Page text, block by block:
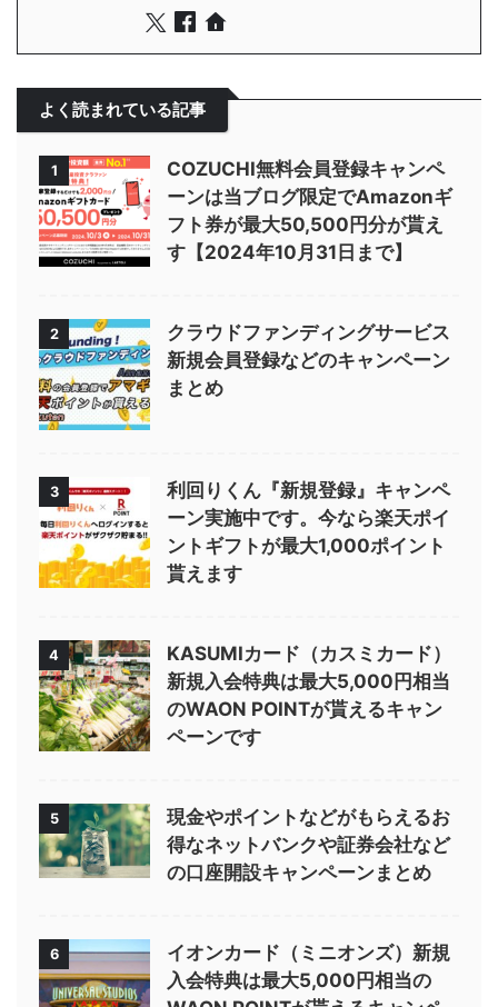
よく読まれている記事
1
COZUCHI無料会員登録キャンペ
ーンは当ブログ限定でAmazonギ
フト券が最大50,500円分が貰え
す【2024年10月31日まで】
2
クラウドファンディングサービス
新規会員登録などのキャンペーン
まとめ
3
利回りくん『新規登録』キャンペ
ーン実施中です。今なら楽天ポイ
ントギフトが最大1,000ポイント
貰えます
4
KASUMIカード（カスミカード）
新規入会特典は最大5,000円相当
のWAON POINTが貰えるキャン
ペーンです
5
現金やポイントなどがもらえるお
得なネットバンクや証券会社など
の口座開設キャンペーンまとめ
6
イオンカード（ミニオンズ）新規
入会特典は最大5,000円相当の